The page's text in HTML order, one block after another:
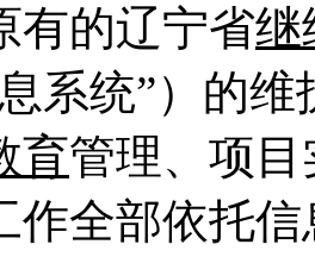
有的辽宁省继
系统”）的
育管理、项
作全部依托